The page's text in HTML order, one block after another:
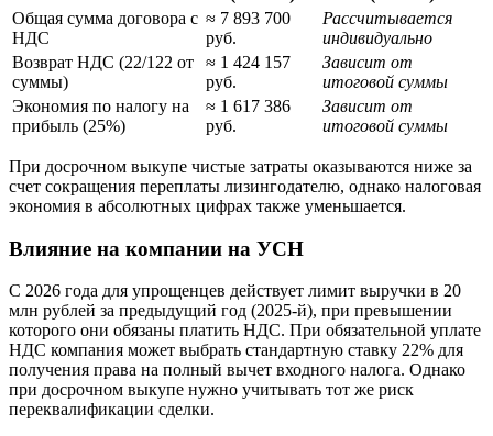
Общая сумма договора с
НДС
≈ 7 893 700
руб.
Рассчитывается
индивидуально
Возврат НДС (22/122 от
суммы)
≈ 1 424 157
руб.
Зависит от
итоговой суммы
Экономия по налогу на
прибыль (25%)
≈ 1 617 386
руб.
Зависит от
итоговой суммы
При досрочном выкупе чистые затраты оказываются ниже за
счет сокращения переплаты лизингодателю, однако налоговая
экономия в абсолютных цифрах также уменьшается.
Влияние на компании на УСН
С 2026 года для упрощенцев действует лимит выручки в 20
млн рублей за предыдущий год (2025-й), при превышении
которого они обязаны платить НДС. При обязательной уплате
НДС компания может выбрать стандартную ставку 22% для
получения права на полный вычет входного налога. Однако
при досрочном выкупе нужно учитывать тот же риск
переквалификации сделки.